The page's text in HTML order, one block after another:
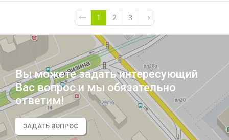
1 2 3
Вы можете задать интересующий
Вас вопрос и мы обязательно
ответим!
ЗАДАТЬ ВОПРОС